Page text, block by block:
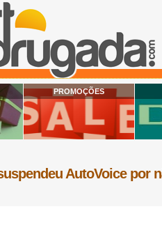
PROMOÇÕES
AutoVoice por